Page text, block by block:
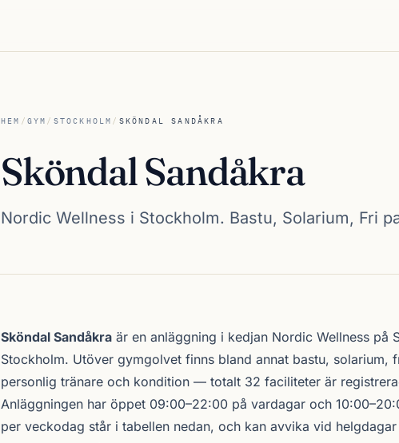
HEM / GYM / STOCKHOLM / SKÖNDAL SANDÅKRA
Sköndal Sandåkra
Nordic Wellness i Stockholm. Bastu, Solarium, Fri
Om Sköndal Sandåkra
Sköndal Sandåkra är en anläggning i kedjan Nordic Wellness på
Stockholm. Utöver gymgolvet finns bland annat bastu, solarium,
personlig tränare och kondition — totalt 32 faciliteter är
Anläggningen har öppet 09:00–22:00 på vardagar och
per veckodag står i tabellen nedan, och kan avvika vid